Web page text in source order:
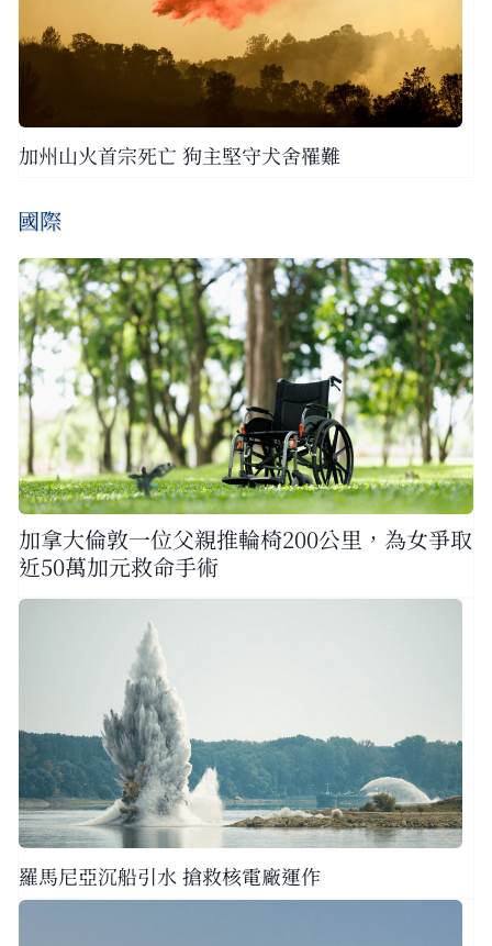
加州山火首宗死亡 狗主堅守犬舍罹難
國際
加拿大倫敦一位父親推輪椅200公里，為女爭取
近50萬加元救命手術
羅馬尼亞沉船引水 搶救核電廠運作